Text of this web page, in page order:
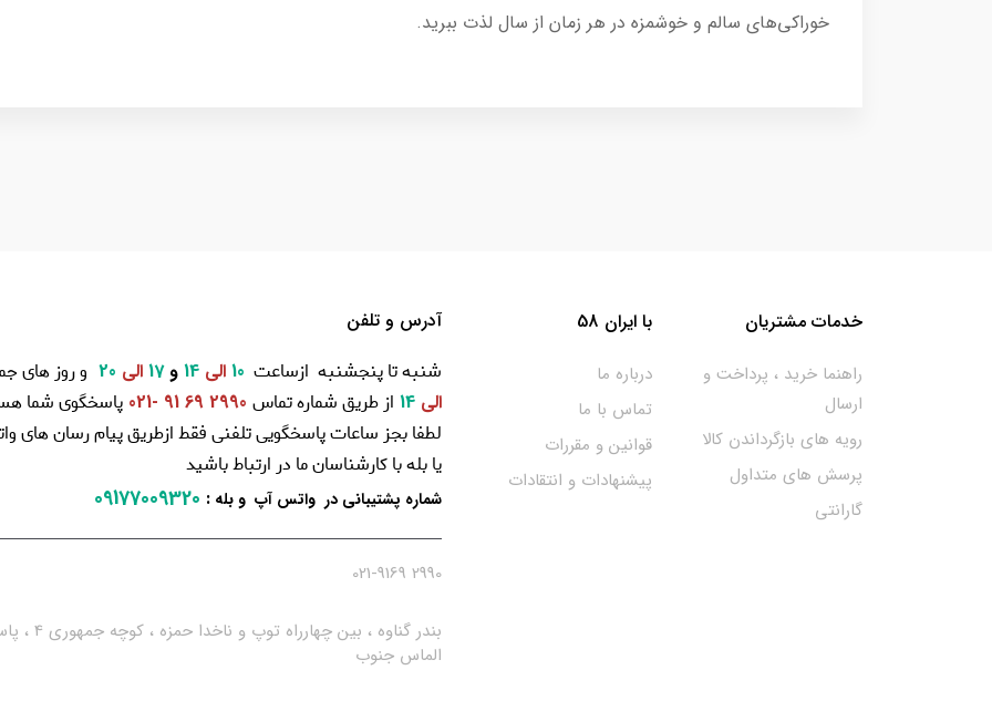
خوراکی‌های سالم و خوشمزه در هر زمان از سال لذت ببرید.
خدمات مشتریان
راهنما خرید ، پرداخت و
ارسال
رویه های بازگرداندن کالا
پرسش های متداول
گارانتی
با ایران 58
درباره ما
تماس با ما
قوانین و مقررات
پیشنهادات و انتقادات
آدرس و تلفن
شنبه تا پنجشنبه ازساعت 10 الی و17 الی و روز های
الی
از طریق شماره تماس 2990 69 91 -021
پاسخگوی شما
لطفا بجز ساعات پاسخگویی تلفنی فقط ازطریق پیام رسان های
یا بله با کارشناسان ما در ارتباط باشید
شماره پشتیبانی در واتس آپ و بله :
09177009320
2990 021-9169
بندر گناوه ، بین چهارراه توپ و
الماس جنوب